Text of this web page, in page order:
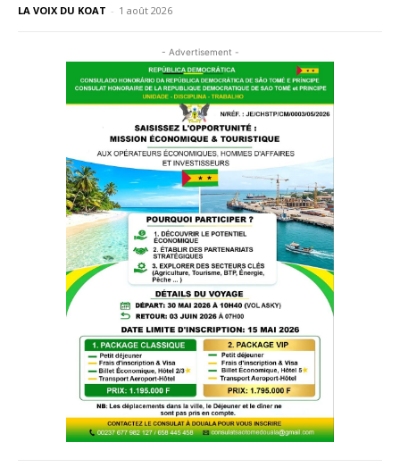
LA VOIX DU KOAT - 1 août 2026
- Advertisement -